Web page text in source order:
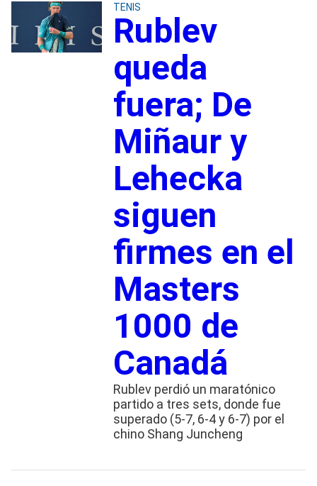
TENIS
Rublev
queda
fuera; De
Miñaur y
Lehecka
siguen
firmes en el
Masters
1000 de
Canadá
Rublev perdió un maratónico
partido a tres sets, donde fue
superado (5-7, 6-4 y 6-7) por el
chino Shang Juncheng